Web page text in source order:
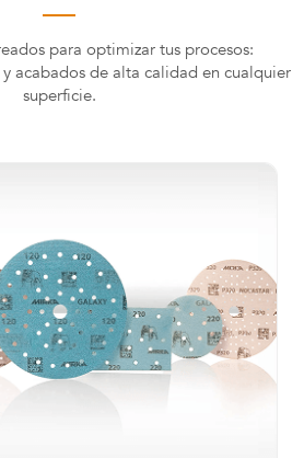
para optimizar tus procesos:
acabados de alta calidad en cualquier
superficie.